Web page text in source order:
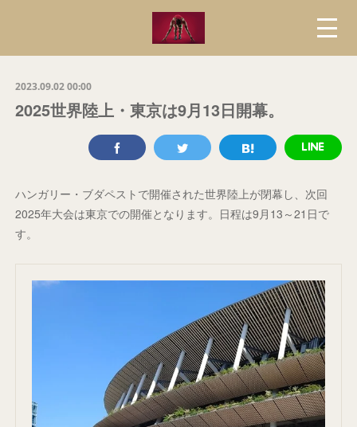
2023.09.02 00:00
2025世界陸上・東京は9月13日開幕。
ハンガリー・ブダペストで開催された世界陸上が閉幕し、次回
2025年大会は東京での開催となります。日程は9月13～21日で
す。